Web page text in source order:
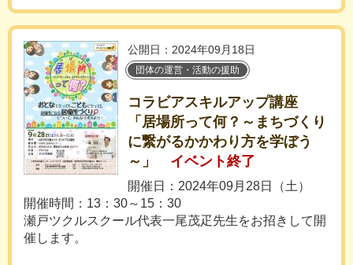
公開日：2024年09月18日
団体の運営・活動の援助
コラビアスキルアップ講座
「居場所って何？～まちづくり
に繋がるかかわり方を学ぼう
～」
イベント終了
開催日：2024年09月28日（土）
開催時間：13：30～15：30
瀬戸ツクルスクール代表一尾茂疋先生をお招きして開
催します。